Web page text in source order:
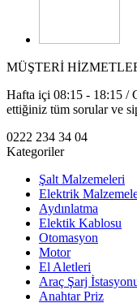
MÜŞTERİ
Hafta içi 08:15 - 18:15 /
ettiğiniz tüm sorular ve
0222 234 34 04
Kategoriler
Şalt Malzemeleri
Elektrik
Aydınlatma
Elektik Kablosu
Otomasyon
Motor
El Aletleri
Araç Şarj
Anahtar Priz